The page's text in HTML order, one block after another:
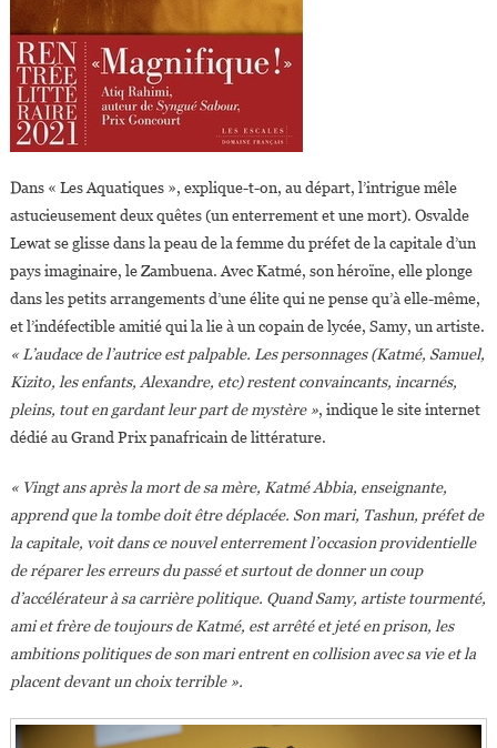
Dans « Les Aquatiques », explique-t-on, au départ, l’intrigue mêle
astucieusement deux quêtes (un enterrement et une mort). Osvalde
Lewat se glisse dans la peau de la femme du préfet de la capitale d’un
pays imaginaire, le Zambuena. Avec Katmé, son héroïne, elle plonge
dans les petits arrangements d’une élite qui ne pense qu’à elle-même,
et l’indéfectible amitié qui la lie à un copain de lycée, Samy, un artiste.
« L’audace de l’autrice est palpable. Les personnages (Katmé, Samuel,
Kizito, les enfants, Alexandre, etc) restent convaincants, incarnés,
pleins, tout en gardant leur part de mystère », indique le site internet
dédié au Grand Prix panafricain de littérature.
« Vingt ans après la mort de sa mère, Katmé Abbia, enseignante,
apprend que la tombe doit être déplacée. Son mari, Tashun, préfet de
la capitale, voit dans ce nouvel enterrement l’occasion providentielle
de réparer les erreurs du passé et surtout de donner un coup
d’accélérateur à sa carrière politique. Quand Samy, artiste tourmenté,
ami et frère de toujours de Katmé, est arrêté et jeté en prison, les
ambitions politiques de son mari entrent en collision avec sa vie et la
placent devant un choix terrible ».